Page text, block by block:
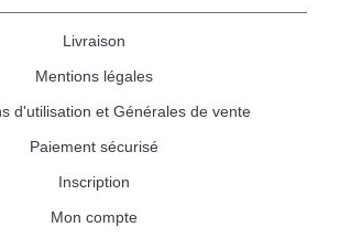
Livraison
Mentions légales
d'utilisation et Générales de vente
Paiement sécurisé
Inscription
Mon compte